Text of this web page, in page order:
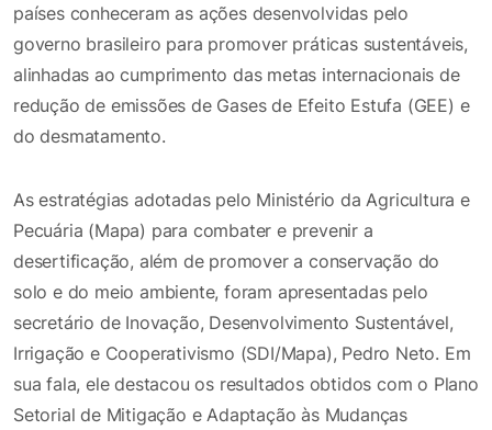
países conheceram as ações desenvolvidas pelo
governo brasileiro para promover práticas sustentáveis,
alinhadas ao cumprimento das metas internacionais de
redução de emissões de Gases de Efeito Estufa (GEE) e
do desmatamento.
As estratégias adotadas pelo Ministério da Agricultura e
Pecuária (Mapa) para combater e prevenir a
desertificação, além de promover a conservação do
solo e do meio ambiente, foram apresentadas pelo
secretário de Inovação, Desenvolvimento Sustentável,
Irrigação e Cooperativismo (SDI/Mapa), Pedro Neto. Em
sua fala, ele destacou os resultados obtidos com o Plano
Setorial de Mitigação e Adaptação às Mudanças